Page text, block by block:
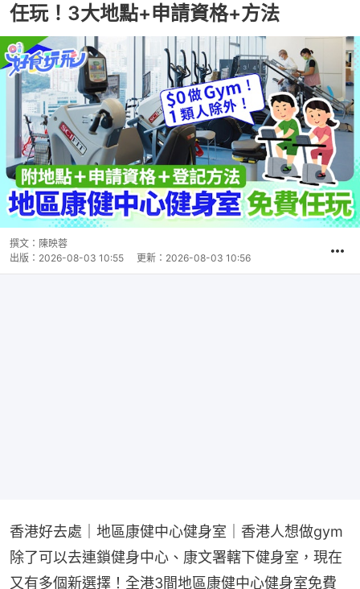
任玩！3大地點+申請資格+方法
撰文： 陳映蓉
出版： 2026-08-03 10:55 更新： 2026-08-03 10:56
香港好去處｜地區康健中心健身室｜香港人想做gym
除了可以去連鎖健身中心、康文署轄下健身室，現在
又有多個新選擇！全港3間地區康健中心健身室免費